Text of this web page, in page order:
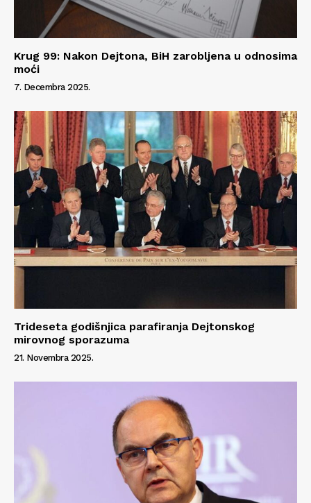
Info
Kontakt
Impressum
Krug 99: Nakon Dejtona, BiH zarobljena u odnosima
moći
7. Decembra 2025.
Trideseta godišnjica parafiranja Dejtonskog
mirovnog sporazuma
21. Novembra 2025.